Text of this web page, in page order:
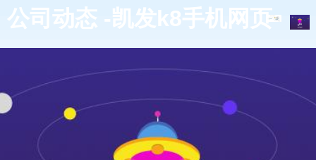
公司动态 -凯发k8手机网页